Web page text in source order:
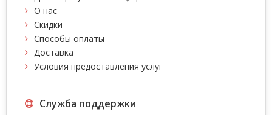
О нас
Скидки
Способы оплаты
Доставка
Условия предоставления услуг
Служба поддержки